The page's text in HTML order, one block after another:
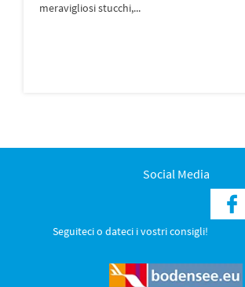
meravigliosi stucchi,...
Social Media
Seguiteci o dateci i vostri consigli!